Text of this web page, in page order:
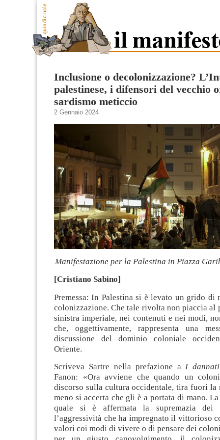
Inclusione o decolonizzazione?
palestinese, i difensori del vecchio
sardismo meticcio
2 Gennaio 2024
Manifestazione per la Palestina in Piazza
[Cristiano Sabino]
Premessa: In Palestina si è levato un grido
colonizzazione. Che tale rivolta non piaccia al
sinistra imperiale, nei contenuti e nei modi,
che, oggettivamente, rappresenta una
discussione del dominio coloniale
Oriente.
Scriveva Sartre nella prefazione aI
Fanon: «Ora avviene che quando un
discorso sulla cultura occidentale, tira fuori la
meno si accerta che gli è a portata di mano.
quale si è affermata la supremazia dei
l’aggressività che ha impregnato il vittorioso
valori coi modi di vivere o di pensare dei